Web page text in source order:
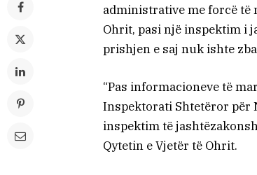
administrative me forcë të
Ohrit, pasi një inspektim i
prishjen e saj nuk ishte
“Pas informacioneve të
Inspektorati Shtetëror për
inspektim të
Qytetin e Vjetër të Ohrit.